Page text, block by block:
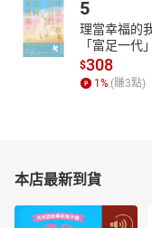
每一次的朗讀，都期許
遞出作者想給予這個世
有聲書作品：《孔洞裡
贊助單位：文化部
5
理當幸福的
「富足一代
$308
1 % (賺3點)
本店最新到貨